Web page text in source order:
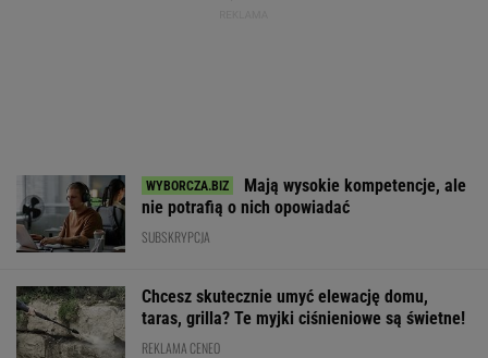
Mają wysokie kompetencje, ale
nie potrafią o nich opowiadać
SUBSKRYPCJA
Chcesz skutecznie umyć elewację domu,
taras, grilla? Te myjki ciśnieniowe są świetne!
REKLAMA CENEO